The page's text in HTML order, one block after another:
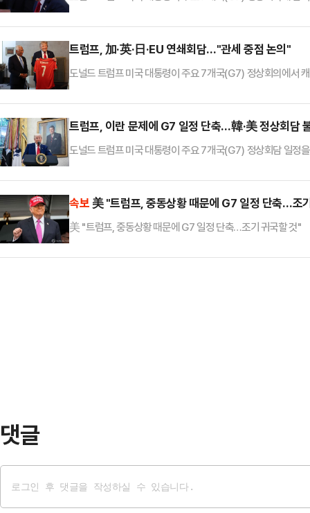
의 마크 카니 총리와 만나 “과거 G8에 속했던 러시아를 쫓아
나 전쟁을 일어나지 않았다”고 지적했다.러시아는 G7 정상
트럼프, 加·英·日·EU 연쇄회담…"관세 중점 논의"
도널드 트럼프 미국 대통령이 주요 7개국(G7) 정상회의에서
다의 마크 카니 총리와 가장 먼저 만났다. 회담 직전 그는 취재
“나는 관세주의자다”고 말했다.캐나다 총리실은 회담 직후 성
트럼프, 이란 문제에 G7 일정 단축…韓·美 정상회담
도널드 트럼프 미국 대통령이 주요 7개국(G7) 정상회담 일정
(옛 트위터)를 통해 “대통령은 이날 밤 워싱턴 DC로 복귀해
트럼프 대통령은 15~17일 사흘 동안 캐나다에 머물 예정이었
속보 美 "트럼프, 중동상황 때문에 G7 일정 단축…조
美 "트럼프, 중동상황 때문에 G7 일정 단축…조기 귀국할 것"
댓글